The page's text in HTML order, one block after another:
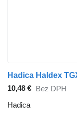
10,48 € Bez DPH
Hadica